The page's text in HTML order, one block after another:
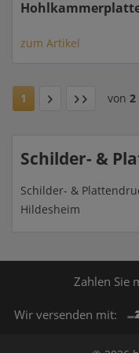
zum Artikel
1 von 2
Schilder- &
Schilder- &
Hildesheim
Zahlen Sie
Wir versenden mit: